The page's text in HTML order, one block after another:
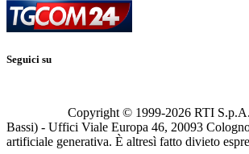
Seguici su
Copyright © 1999-2026 RTI
Bassi) - Uffici Viale Europa 46, 20093
artificiale generativa. È altresì fatto divieto